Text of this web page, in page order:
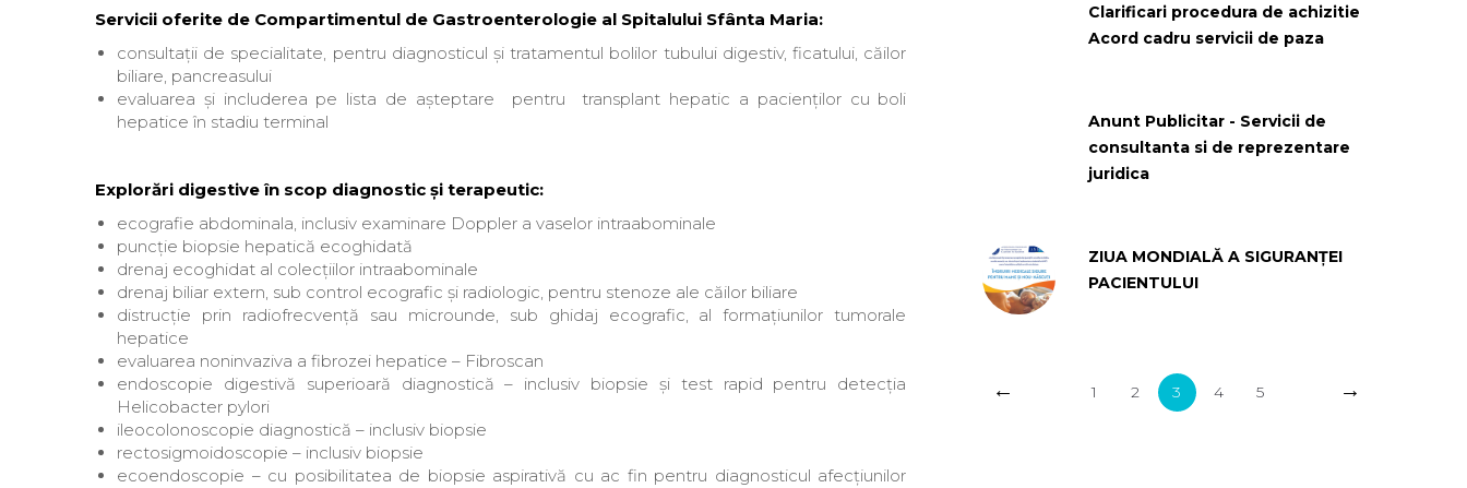
Servicii oferite de Compartimentul de Gastroenterologie al Spitalului Sfânta Maria:
consultații de specialitate, pentru diagnosticul și tratamentul bolilor tubului digestiv, ficatului, căilor
biliare, pancreasului
evaluarea și includerea pe lista de așteptare pentru transplant hepatic a pacienților cu boli
hepatice în stadiu terminal
Explorări digestive în scop diagnostic și terapeutic:
ecografie abdominala, inclusiv examinare Doppler a vaselor intraabominale
puncție biopsie hepatică ecoghidată
drenaj ecoghidat al colecțiilor intraabominale
drenaj biliar extern, sub control ecografic și radiologic, pentru stenoze ale căilor biliare
distrucție prin radiofrecvență sau microunde, sub ghidaj ecografic, al formațiunilor tumorale
hepatice
evaluarea noninvaziva a fibrozei hepatice – Fibroscan
endoscopie digestivă superioară diagnostică – inclusiv biopsie și test rapid pentru detecția
Helicobacter pylori
ileocolonoscopie diagnostică – inclusiv biopsie
rectosigmoidoscopie – inclusiv biopsie
ecoendoscopie – cu posibilitatea de biopsie aspirativă cu ac fin pentru diagnosticul afecțiunilor
Clarificari procedura de achizitie
Acord cadru servicii de paza
Anunt Publicitar - Servicii de
consultanta si de reprezentare
juridica
ZIUA MONDIALĂ A SIGURANȚEI
PACIENTULUI
← 1 2 3 4 5 →